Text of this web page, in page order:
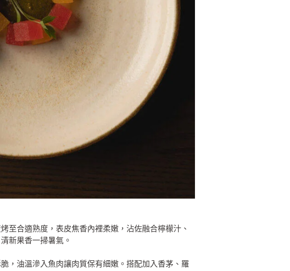
至合適熟度，表皮焦香內裡柔嫩，沾佐融合檸檬汁、
新果香一掃暑氣。
，油溫滲入魚肉讓肉質保有細嫩。搭配加入香茅、羅